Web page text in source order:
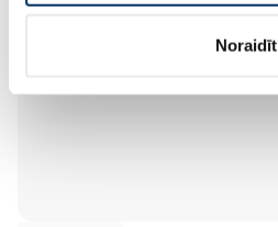
Noraidīt